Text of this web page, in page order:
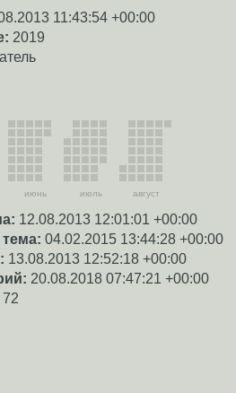
11:43:54 +00:00
2019
июнь июль август
12.08.2013 12:01:01 +00:00
04.02.2015 13:44:28 +00:00
13.08.2013 12:52:18 +00:00
20.08.2018 07:47:21 +00:00
72